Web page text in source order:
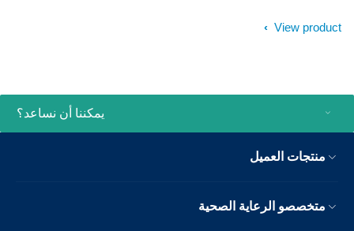
View product
يمكننا أن نساعد؟
منتجات العميل
متخصصو الرعاية الصحية